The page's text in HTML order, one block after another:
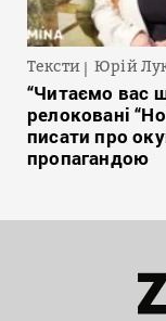
Тексти Юрій
“Читаємо вас
релоковані
писати про
пропагандою